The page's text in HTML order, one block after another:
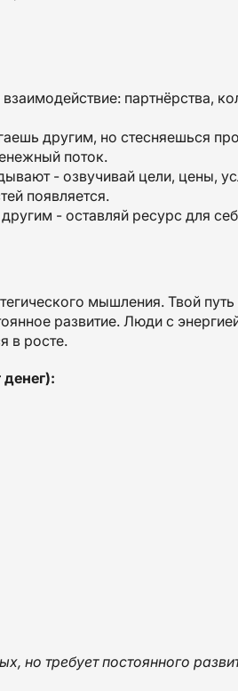
партнёрства,
другим, но стесняешься
поток.
- озвучивай цели, цены,
появляется.
- оставляй ресурс для
мышления. Твой
развитие. Люди с
в росте.
но требует постоянного